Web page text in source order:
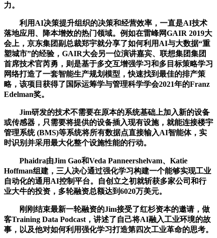
力。
利用AI决策提升组织的决策和经营效率，一直是AI技术
落地应用、降本增效的热门领域。例如在雷峰网GAIR 2019大
会上，京东集团副总裁郑宇就分享了如何利用AI与大数据“重
塑城市”的经验，GAIR大会另一位演讲嘉宾、联想集团集团
首席技术官芮勇，则是基于多交互增强学习和多目标策略学习
网络打造了一套智能生产规划模型，快速找到最佳的排产策
略，该项目获得了国际运筹学与管理科学学会2021年的Franz
Edelman奖。
Jim研发的技术不需要在原本的系统基础上加入新的设备
或传感器，只需要将提供的设备插入现有设施，就能连接楼宇
管理系统 (BMS)等系统将所有数据点直接输入AI智能体，实
时识别并采用最大化整个设施性能的行动。
Phaidra由Jim Gao和Veda Panneershelvam、Katie
Hoffman组建，三人决心通过强化学习构建一个能够实现工业
自动化的通用AI控制平台。自创立之初就斩获多家公司和行
业大牛的投资，多轮融资总额达到6020万美元。
刚刚结束最新一轮融资的Jim接受了红杉资本的邀请，做
客Training Data Podcast，讲述了自己将AI融入工业环境的故
事，以及他对如何利用强化学习打造第四次工业革命的思考。